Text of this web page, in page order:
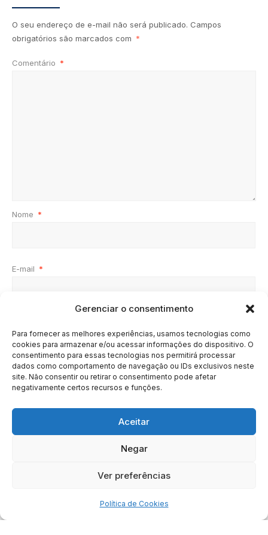
Gerenciar o consentimento
Para fornecer as melhores experiências, usamos tecnologias como
cookies para armazenar e/ou acessar informações do dispositivo. O
consentimento para essas tecnologias nos permitirá processar
dados como comportamento de navegação ou IDs exclusivos neste
site. Não consentir ou retirar o consentimento pode afetar
negativamente certos recursos e funções.
Aceitar
Negar
Ver preferências
Política de Cookies
O seu endereço de e-mail não será publicado. Campos
obrigatórios são marcados com *
Comentário *
Nome *
E-mail *
SOBRE BRASIL
Copyright © 2020 - 2023 | Arresala Noticias™